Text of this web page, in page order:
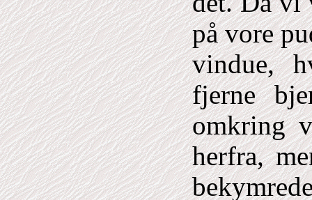
på vore
vindue,
fjerne
omkring
herfra,